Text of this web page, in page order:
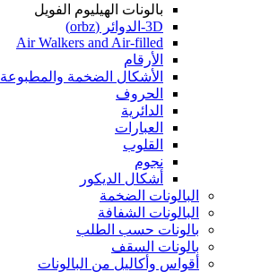
بالونات الهيليوم الفويل
3D-الدوائر (orbz)
Air Walkers and Air-filled
الأرقام
الأشكال الضخمة والمطبوعة
الحروف
الدائرية
العبارات
القلوب
نجوم
أشكال الديكور
البالونات الضخمة
البالونات الشفافة
بالونات حسب الطلب
بالونات السقف
أقواس وأكاليل من البالونات